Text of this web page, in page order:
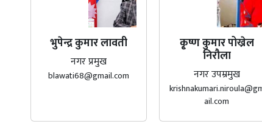
भुपेन्द्र कुमार लावती
नगर प्रमुख
blawati68@gmail.com
कृ्ष्ण कुमार पोख्रेल
निरौला
नगर उपम्रमुख
ail.com